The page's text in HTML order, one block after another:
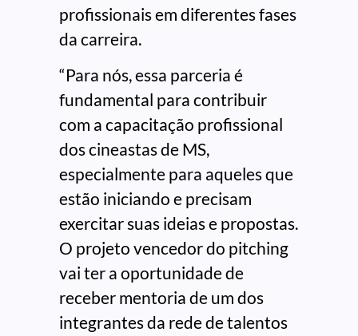
profissionais em diferentes fases
da carreira.
“Para nós, essa parceria é
fundamental para contribuir
com a capacitação profissional
dos cineastas de MS,
especialmente para aqueles que
estão iniciando e precisam
exercitar suas ideias e propostas.
O projeto vencedor do pitching
vai ter a oportunidade de
receber mentoria de um dos
integrantes da rede de talentos